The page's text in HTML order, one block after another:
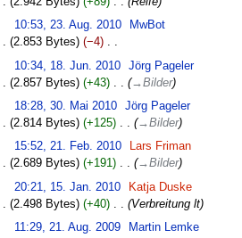
10:53, 23. Aug. 2010
MwBot
2.853 Bytes −4 ‎
10:34, 18. Jun. 2010
Jörg Pageler
2.857 Bytes +43 ‎ →Bilder
18:28, 30. Mai 2010
Jörg Pageler
2.814 Bytes +125 ‎ →Bilder
15:52, 21. Feb. 2010
Lars Friman
2.689 Bytes +191 ‎ →Bilder
20:21, 15. Jan. 2010
Katja Duske
2.498 Bytes +40 ‎ Verbreitung lt
11:29, 21. Aug. 2009
Martin Lemke